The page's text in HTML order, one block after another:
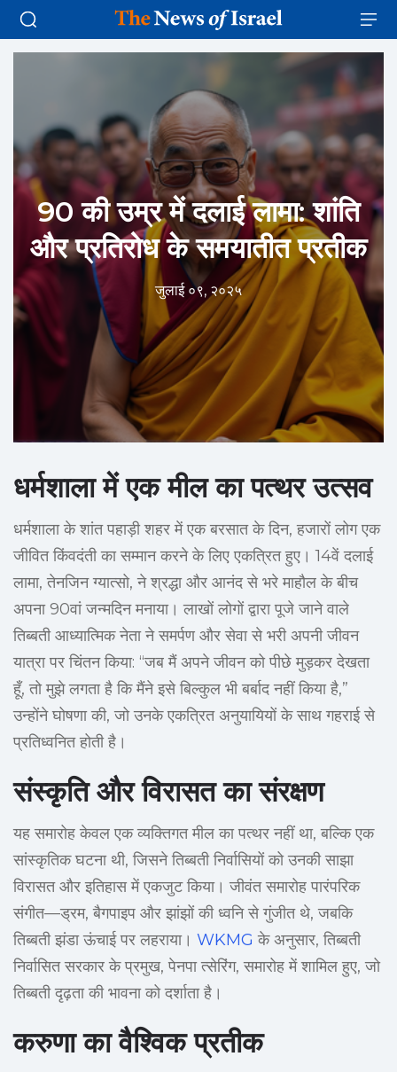
90 की उम्र में दलाई लामा: शांति
और प्रतिरोध के समयातीत प्रतीक
जुलाई ०९, २०२५
धर्मशाला में एक मील का पत्थर उत्सव
धर्मशाला के शांत पहाड़ी शहर में एक बरसात के दिन, हजारों लोग एक
जीवित किंवदंती का सम्मान करने के लिए एकत्रित हुए। 14वें दलाई
लामा, तेनजिन ग्यात्सो, ने श्रद्धा और आनंद से भरे माहौल के बीच
अपना 90वां जन्मदिन मनाया। लाखों लोगों द्वारा पूजे जाने वाले
तिब्बती आध्यात्मिक नेता ने समर्पण और सेवा से भरी अपनी जीवन
यात्रा पर चिंतन किया: “जब मैं अपने जीवन को पीछे मुड़कर देखता
हूँ, तो मुझे लगता है कि मैंने इसे बिल्कुल भी बर्बाद नहीं किया है,”
उन्होंने घोषणा की, जो उनके एकत्रित अनुयायियों के साथ गहराई से
प्रतिध्वनित होती है।
संस्कृति और विरासत का संरक्षण
यह समारोह केवल एक व्यक्तिगत मील का पत्थर नहीं था, बल्कि एक
सांस्कृतिक घटना थी, जिसने तिब्बती निर्वासियों को उनकी साझा
विरासत और इतिहास में एकजुट किया। जीवंत समारोह पारंपरिक
संगीत—ड्रम, बैगपाइप और झांझों की ध्वनि से गुंजीत थे, जबकि
तिब्बती झंडा ऊंचाई पर लहराया। WKMG के अनुसार, तिब्बती
निर्वासित सरकार के प्रमुख, पेनपा त्सेरिंग, समारोह में शामिल हुए, जो
तिब्बती दृढ़ता की भावना को दर्शाता है।
करुणा का वैश्विक प्रतीक